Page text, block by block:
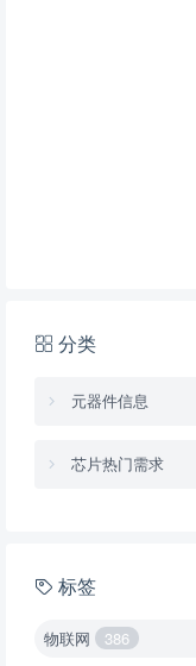
分类
元器件信息
芯片热门需求
标签
物联网 386